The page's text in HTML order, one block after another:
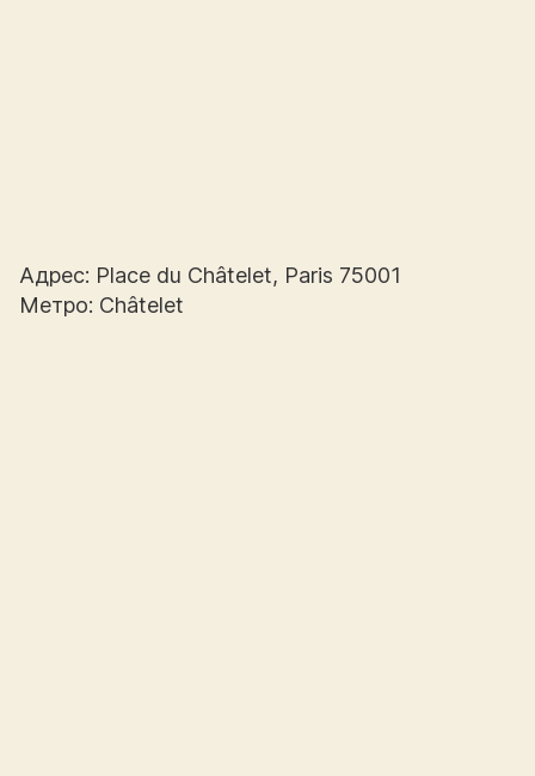
Адрес: Place du Châtelet, Paris 75001
Метро: Châtelet